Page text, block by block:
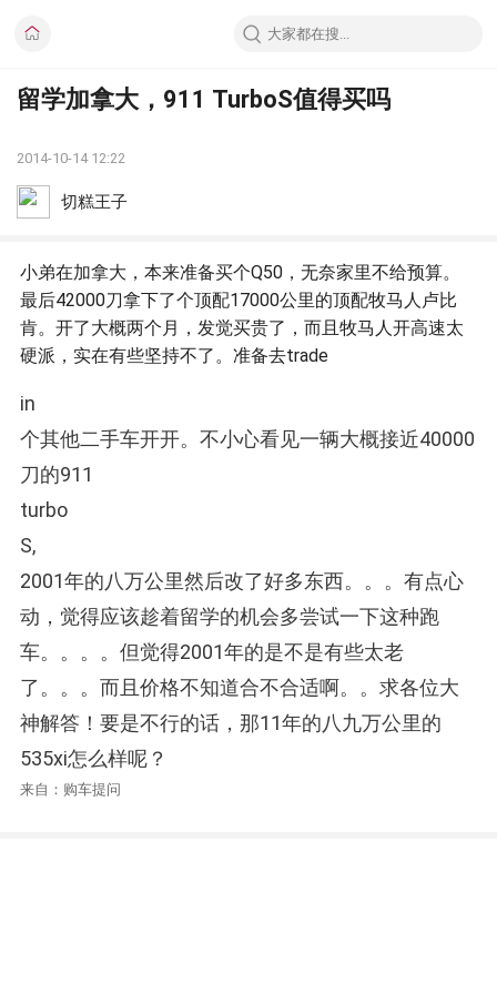
留学加拿大，911 TurboS值得买吗
2014-10-14 12:22
切糕王子
小弟在加拿大，本来准备买个Q50，无奈家里不给预算。
最后42000刀拿下了个顶配17000公里的顶配牧马人卢比
肯。开了大概两个月，发觉买贵了，而且牧马人开高速太
硬派，实在有些坚持不了。准备去trade
in
个其他二手车开开。不小心看见一辆大概接近40000
刀的911
turbo
S,
2001年的八万公里然后改了好多东西。。。有点心
动，觉得应该趁着留学的机会多尝试一下这种跑
车。。。。但觉得2001年的是不是有些太老
了。。。而且价格不知道合不合适啊。。求各位大
神解答！要是不行的话，那11年的八九万公里的
535xi怎么样呢？
来自：购车提问